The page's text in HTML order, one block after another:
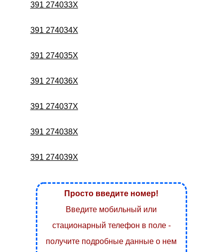
391 274033X
391 274034X
391 274035X
391 274036X
391 274037X
391 274038X
391 274039X
Просто введите номер!
Введите мобильный или
стационарный телефон в поле -
получите подробные данные о нем